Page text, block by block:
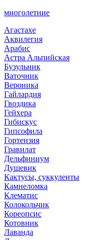
многолетние
Агастахе
Аквилегия
Арабис
Астра Альпийская
Бузульник
Ваточник
Вероника
Гайлардия
Гвоздика
Гейхера
Гибискус
Гипсофила
Гортензия
Гравилат
Дельфиниум
Душевик
Кактусы, суккуленты
Камнеломка
Клематис
Колокольчик
Кореопсис
Котовник
Лаванда